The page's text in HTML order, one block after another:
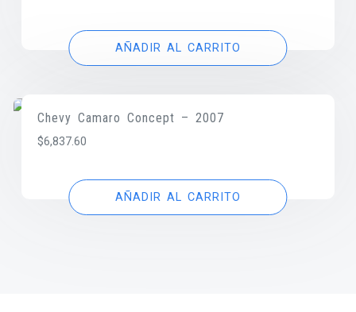
AÑADIR AL CARRITO
Chevy Camaro Concept – 2007
$6,837.60
AÑADIR AL CARRITO